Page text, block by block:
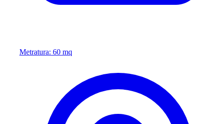
Metratura: 60 mq